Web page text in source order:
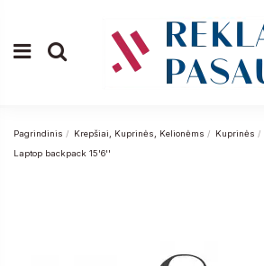
Pagrindinis Krepšiai, Kuprinės, Kelionėms Kuprinės
Laptop backpack 15'6''